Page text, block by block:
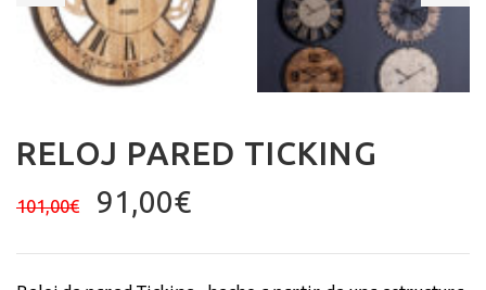
RELOJ PARED TICKING
101,00€
El
original
91,00€El
actual